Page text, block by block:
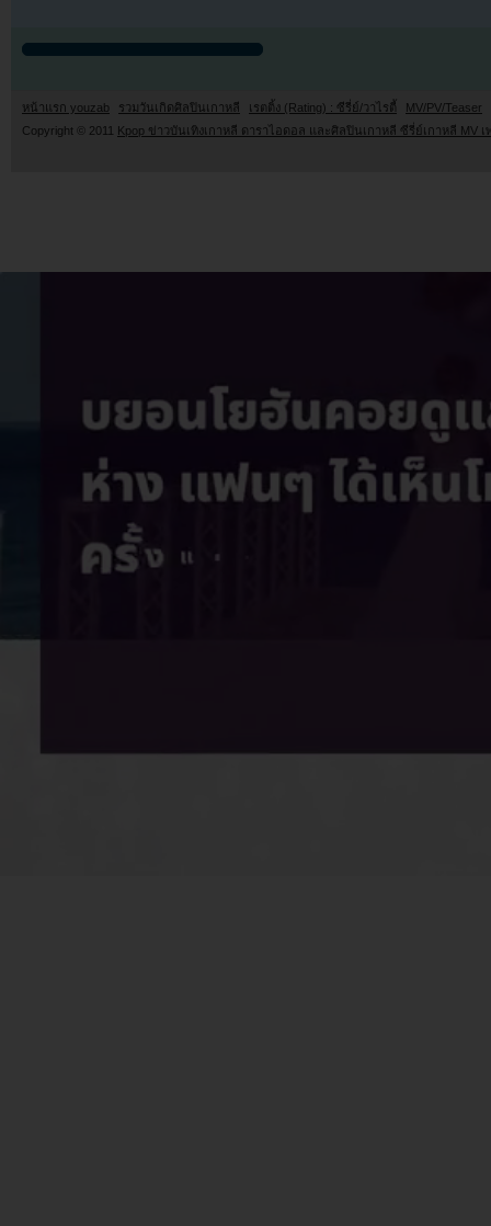
หน้าแรก youzab รวมวันเกิดศิลปินเกาหลี เรตติ้ง (Rating) : ซีรี่ย์/วาไรตี้
MV/PV/Teaser
Copyright © 2011
Kpop ข่าวบันเทิงเกาหลี ดาราไอดอล และศิลปินเกาหลี ซีรี่ย์เกาหลี MV